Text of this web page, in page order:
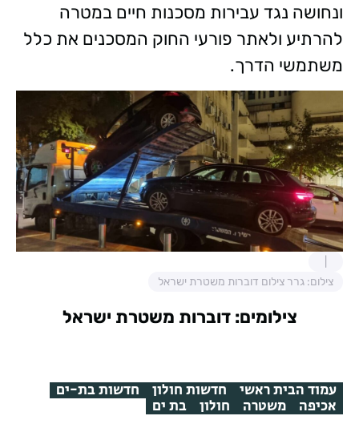
ונחושה נגד עבירות מסכנות חיים במטרה
להרתיע ולאתר פורעי החוק המסכנים את כלל
משתמשי הדרך.
צילום: גרר צילום דוברות משטרת ישראל
צילומים: דוברות משטרת ישראל
עמוד הבית ראשי חדשות חולון חדשות בת-ים
אכיפה משטרה חולון בת ים